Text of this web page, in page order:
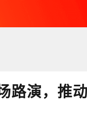
路演，推